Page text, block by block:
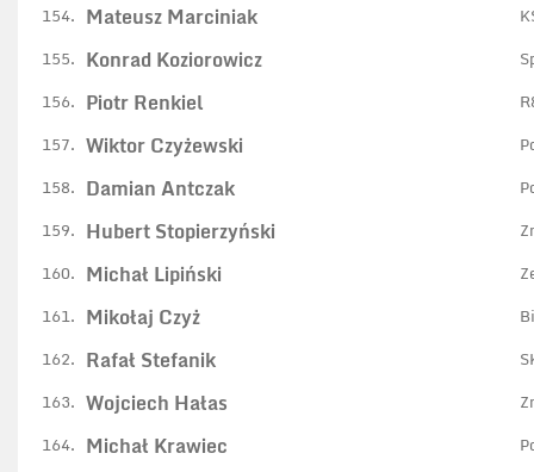
154. Mateusz Marciniak
155. Konrad Koziorowicz
156. Piotr Renkiel
157. Wiktor Czyżewski
158. Damian Antczak
159. Hubert Stopierzyński
160. Michał Lipiński
161. Mikołaj Czyż
162. Rafał Stefanik
163. Wojciech Hałas
164. Michał Krawiec